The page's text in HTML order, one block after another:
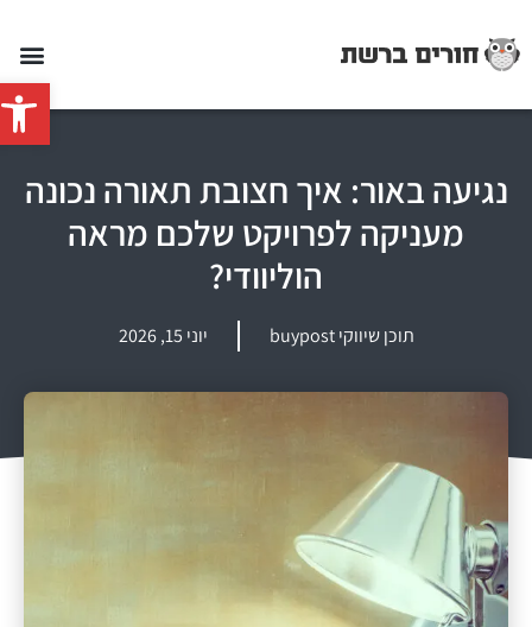
פתח
נגיעה באור: איך חצובת תאורה נכונה
מעניקה לפרויקט שלכם מראה
הוליוודי?
תוכן שיווקי buypost יוני 15, 2026